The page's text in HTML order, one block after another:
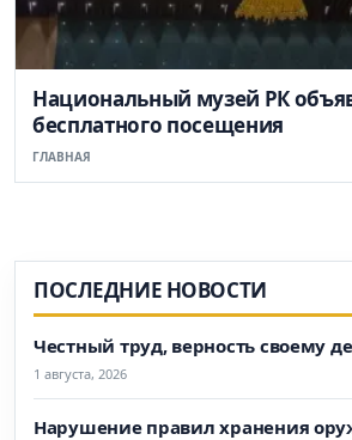
Национальный музей РК
бесплатного посещения
ГЛАВНАЯ
ПОСЛЕДНИЕ НОВОСТИ
Честный труд, верность своему
1 августа, 2026
Нарушение правил хранения